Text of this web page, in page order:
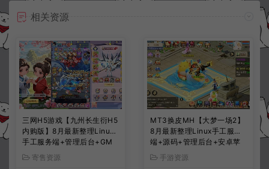
相关资源
三网H5游戏【九州长生衍H5
内购版】8月最新整理Linux
手工服务端+管理后台+GM
授权后台+简易安卓客户端
+详细搭建教程+视频教程
寄售资源
MT3换皮MH【大梦一场2】
8月最新整理Linux手工服务
端+源码+管理后台+安卓苹
果双端+详细搭建教程+视频
教程
手游资源